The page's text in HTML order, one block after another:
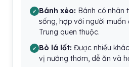
Bánh xèo: Bánh có nhân
sống, hợp với người muốn
Trung quen thuộc.
Bò lá lốt: Được nhiều
vị nướng thơm, dễ ăn và